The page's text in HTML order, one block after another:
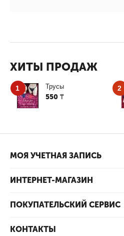
ХИТЫ ПРОДАЖ
1 Трусы
550 ₸
2
МОЯ УЧЕТНАЯ ЗАПИСЬ
ИНТЕРНЕТ-МАГАЗИН
ПОКУПАТЕЛЬСКИЙ СЕРВИС
КОНТАКТЫ